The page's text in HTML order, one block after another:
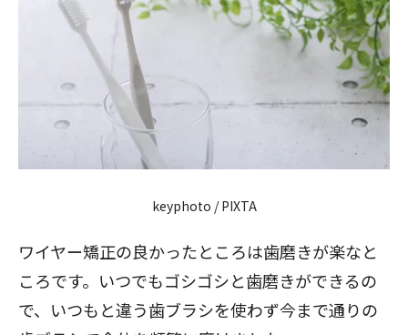
keyphoto / PIXTA
ワイヤー矯正の良かったところは歯磨きが楽なと
ころです。いつでもゴシゴシと歯磨きができるの
で、いつもと違う歯ブラシを使わず今まで通りの